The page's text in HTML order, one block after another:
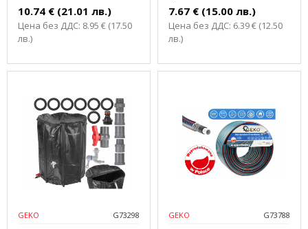
10.74 € (21.01 лв.)
Цена без ДДС: 8.95 € (17.50
лв.)
7.67 € (15.00 лв.)
Цена без ДДС: 6.39 € (12.50
лв.)
GEKO G73298 GEKO G73788